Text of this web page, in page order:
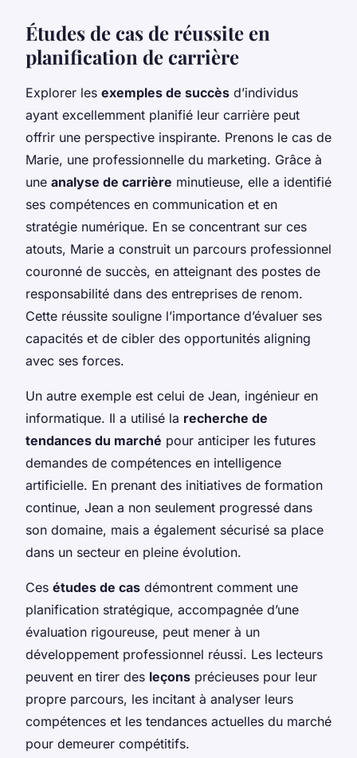
Études de cas de réussite en
planification de carrière
Explorer les exemples de succès d’individus
ayant excellemment planifié leur carrière peut
offrir une perspective inspirante. Prenons le cas de
Marie, une professionnelle du marketing. Grâce à
une analyse de carrière minutieuse, elle a identifié
ses compétences en communication et en
stratégie numérique. En se concentrant sur ces
atouts, Marie a construit un parcours professionnel
couronné de succès, en atteignant des postes de
responsabilité dans des entreprises de renom.
Cette réussite souligne l’importance d’évaluer ses
capacités et de cibler des opportunités aligning
avec ses forces.
Un autre exemple est celui de Jean, ingénieur en
informatique. Il a utilisé la recherche de
tendances du marché pour anticiper les futures
demandes de compétences en intelligence
artificielle. En prenant des initiatives de formation
continue, Jean a non seulement progressé dans
son domaine, mais a également sécurisé sa place
dans un secteur en pleine évolution.
Ces études de cas démontrent comment une
planification stratégique, accompagnée d’une
évaluation rigoureuse, peut mener à un
développement professionnel réussi. Les lecteurs
peuvent en tirer des leçons précieuses pour leur
propre parcours, les incitant à analyser leurs
compétences et les tendances actuelles du marché
pour demeurer compétitifs.